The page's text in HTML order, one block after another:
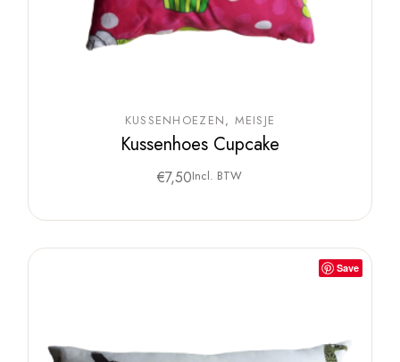
KUSSENHOEZEN MEISJE
Kussenhoes Cupcake
€7,50Incl. BTW
Save